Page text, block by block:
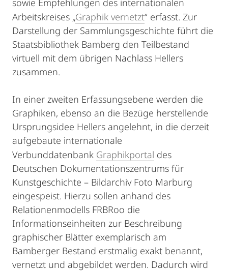
sowie Empfehlungen des internationalen
Arbeitskreises „Graphik vernetzt“ erfasst. Zur
Darstellung der Sammlungsgeschichte führt die
Staatsbibliothek Bamberg den Teilbestand
virtuell mit dem übrigen Nachlass Hellers
zusammen.
In einer zweiten Erfassungsebene werden die
Graphiken, ebenso an die Bezüge herstellende
Ursprungsidee Hellers angelehnt, in die derzeit
aufgebaute internationale
Verbunddatenbank Graphikportal des
Deutschen Dokumentationszentrums für
Kunstgeschichte – Bildarchiv Foto Marburg
eingespeist. Hierzu sollen anhand des
Relationenmodells FRBRoo die
Informationseinheiten zur Beschreibung
graphischer Blätter exemplarisch am
Bamberger Bestand erstmalig exakt benannt,
vernetzt und abgebildet werden. Dadurch wird